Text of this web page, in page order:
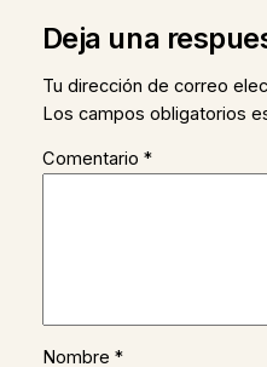
Deja una
Tu dirección de correo
Los campos obligatorios
Comentario *
Nombre *